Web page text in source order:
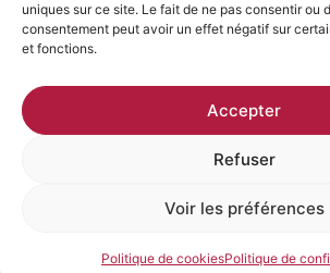
uniques sur ce site. Le fait de ne pas consentir ou
consentement peut avoir un effet négatif sur
et fonctions.
Accepter
Refuser
Voir les préférences
Politique de cookiesPolitique de
Offrir
© 2026
Le Clos
droits
Politique de confidentialité